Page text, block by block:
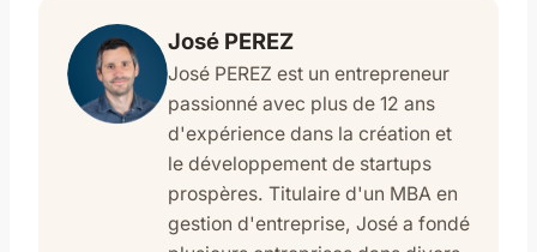
José PEREZ
José PEREZ est un entrepreneur
passionné avec plus de 12 ans
d'expérience dans la création et
le développement de startups
prospères. Titulaire d'un MBA en
gestion d'entreprise, José a fondé